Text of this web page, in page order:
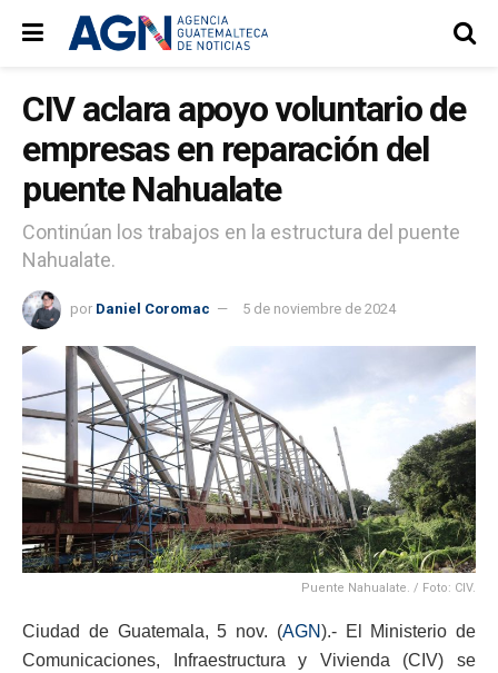
CIV aclara apoyo voluntario de
empresas en reparación del
puente Nahualate
Continúan los trabajos en la estructura del puente
Nahualate.
por Daniel Coromac 5 de noviembre de 2024
Puente Nahualate. / Foto: CIV.
Ciudad de Guatemala, 5 nov. (AGN).- El Ministerio de
Comunicaciones, Infraestructura y Vivienda (CIV) se